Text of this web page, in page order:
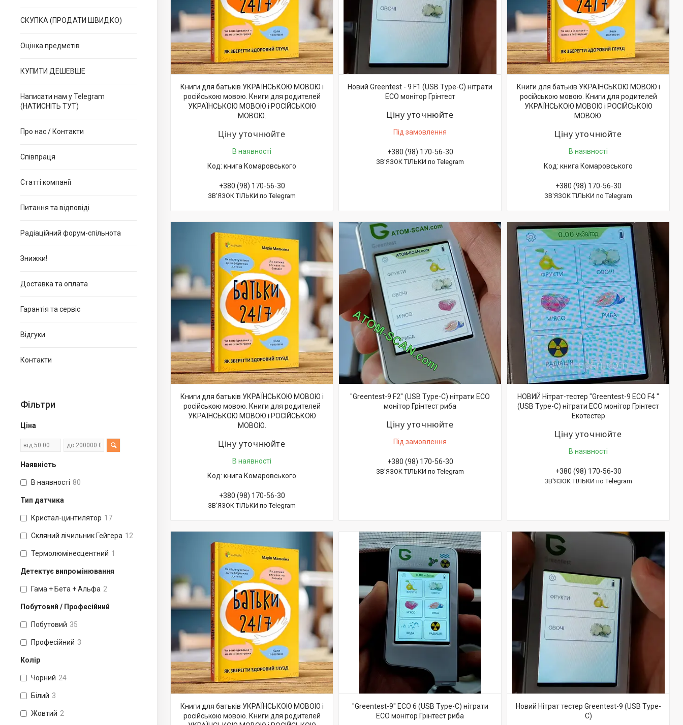
СКУПКА (ПРОДАТИ ШВИДКО)
Оцінка предметів
КУПИТИ ДЕШЕВШЕ
Написати нам у Telegram
(НАТИСНІТЬ ТУТ)
Про нас / Контакти
Співпраця
Статті компанії
Питання та відповіді
Радіаційний форум-спільнота
Знижки!
Доставка та оплата
Гарантія та сервіс
Відгуки
Контакти
Фільтри
Ціна
Наявність
В наявності 80
Тип датчика
Кристал-цинтилятор 17
Скляний лічильник Гейгера 12
Термолюмінесцентний 1
Детектує випромінювання
Гама + Бета + Альфа 2
Побутовий / Професійний
Побутовий 35
Професійний 3
Колір
Чорний 24
Білий 3
Жовтий 2
Книги для батьків УКРАЇНСЬКОЮ МОВОЮ і
російською мовою. Книги для родителей
УКРАЇНСЬКОЮ МОВОЮ і РОСІЙСЬКОЮ
МОВОЮ.
Ціну уточнюйте
В наявності
книга Комаровського
+380 (98) 170-56-30
ЗВ'ЯЗОК ТІЛЬКИ по Telegram
Новий Greentest - 9 F1 (USB Type-C) нітрати
ECO монітор Грінтест
Ціну уточнюйте
Під замовлення
+380 (98) 170-56-30
ЗВ'ЯЗОК ТІЛЬКИ по Telegram
Книги для батьків УКРАЇНСЬКОЮ МОВОЮ і
російською мовою. Книги для родителей
УКРАЇНСЬКОЮ МОВОЮ і РОСІЙСЬКОЮ
МОВОЮ.
Ціну уточнюйте
В наявності
книга Комаровського
+380 (98) 170-56-30
ЗВ'ЯЗОК ТІЛЬКИ по Telegram
Книги для батьків УКРАЇНСЬКОЮ МОВОЮ і
російською мовою. Книги для родителей
УКРАЇНСЬКОЮ МОВОЮ і РОСІЙСЬКОЮ
МОВОЮ.
Ціну уточнюйте
В наявності
книга Комаровського
+380 (98) 170-56-30
ЗВ'ЯЗОК ТІЛЬКИ по Telegram
"Greentest-9 F2" (USB Type-C) нітрати ECO
монітор Грінтест риба
Ціну уточнюйте
Під замовлення
+380 (98) 170-56-30
ЗВ'ЯЗОК ТІЛЬКИ по Telegram
НОВИЙ Нітрат-тестер "Greentest-9 ECO F4 "
(USB Type-C) нітрати ECO монітор Грінтест
Екотестер
Ціну уточнюйте
В наявності
+380 (98) 170-56-30
ЗВ'ЯЗОК ТІЛЬКИ по Telegram
Книги для батьків УКРАЇНСЬКОЮ МОВОЮ і
російською мовою. Книги для родителей
"Greentest-9" ECO 6 (USB Type-C) нітрати
ECO монітор Грінтест риба
Новий Нітрат тестер Greentest-9 (USB Type-
C)